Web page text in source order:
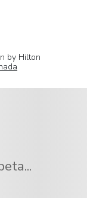
by Hilton